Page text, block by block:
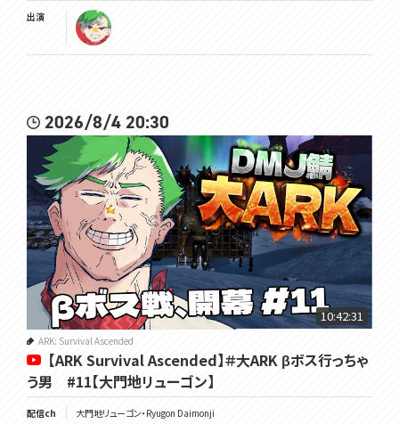
出演
2026/8/4 20:30
10:42:31
ARK: Survival Ascended
【ARK Survival Ascended】＃大ARK βボス行っちゃ
う男 #11【大門地リューゴン】
配信ch 大門地リューゴン・Ryugon Daimonji